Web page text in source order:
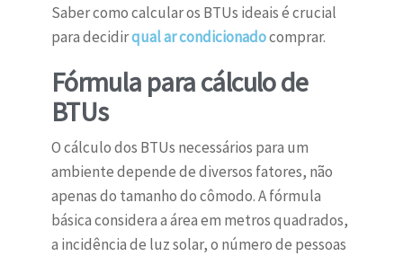
Saber como calcular os BTUs ideais é crucial
para decidirqual ar condicionadocomprar.
Fórmula para cálculo de
BTUs
O cálculo dos BTUs necessários para um
ambiente depende de diversos fatores, não
apenas do tamanho do cômodo. A fórmula
básica considera a área em metros quadrados,
a incidência de luz solar, o número de pessoas